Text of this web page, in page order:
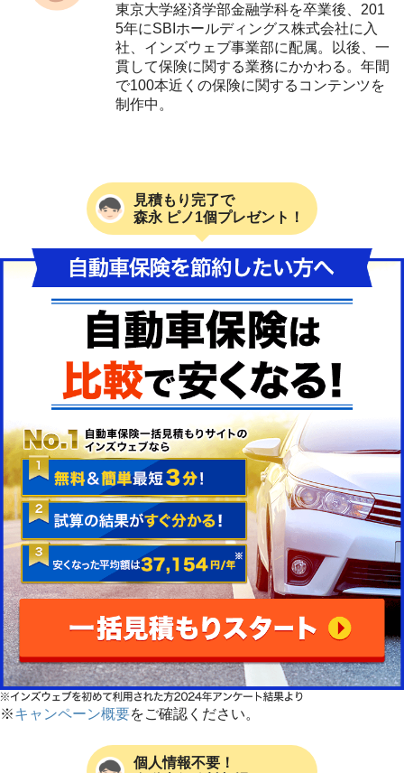
東京大学経済学部金融学科を卒業後、201
5年にSBIホールディングス株式会社に入
社、インズウェブ事業部に配属。以後、一
貫して保険に関する業務にかかわる。年間
で100本近くの保険に関するコンテンツを
制作中。
見積もり完了で
森永 ピノ1個プレゼント！
※キャンペーン概要をご確認ください。
個人情報不要！